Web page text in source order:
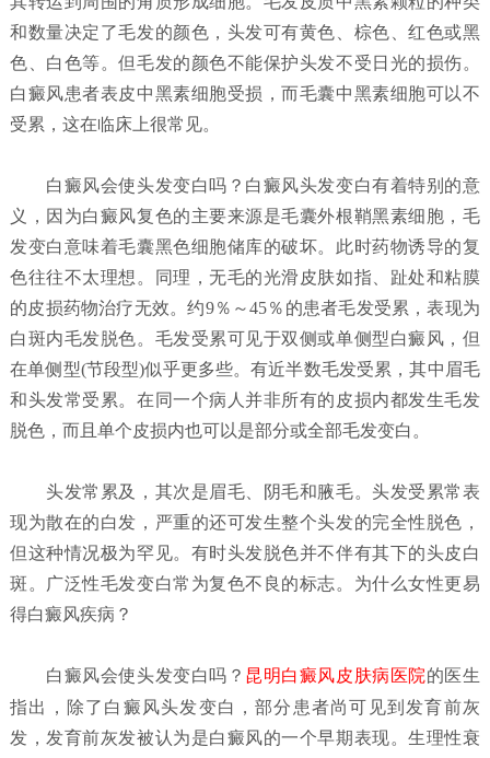
和数量决定了毛发的颜色，头发可有黄色、棕色、红色或黑
色、白色等。但毛发的颜色不能保护头发不受日光的损伤。
白癜风患者表皮中黑素细胞受损，而毛囊中黑素细胞可以不
受累，这在临床上很常见。
白癜风会使头发变白吗？ 白癜风头发变白有着特别的意
义，因为白癜风复色的主要来源是毛囊外根鞘黑素细胞，毛
发变白意味着毛囊黑色细胞储库的破坏。此时药物诱导的复
色往往不太理想。同理，无毛的光滑皮肤如指、趾处和粘膜
的皮损药物治疗无效。约9％～45％的患者毛发受累，表现为
白斑内毛发脱色。毛发受累可见于双侧或单侧型白癜风，但
在单侧型(节段型)似乎更多些。有近半数毛发受累，其中眉毛
和头发常受累。在同一个病人并非所有的皮损内都发生毛发
脱色，而且单个皮损内也可以是部分或全部毛发变白。
头发常累及，其次是眉毛、阴毛和腋毛。头发受累常表
现为散在的白发，严重的还可发生整个头发的完全性脱色，
但这种情况极为罕见。有时头发脱色并不伴有其下的头皮白
斑。广泛性毛发变白常为复色不良的标志。为什么女性更易
得白癜风疾病？
白癜风会使头发变白吗？ 昆明白癜风皮肤病医院的医生
指出，除了白癜风头发变白，部分患者尚可见到发育前灰
发，发育前灰发被认为是白癜风的一个早期表现。生理性衰